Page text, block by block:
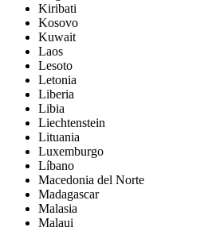
Kiribati
Kosovo
Kuwait
Laos
Lesoto
Letonia
Liberia
Libia
Liechtenstein
Lituania
Luxemburgo
Líbano
Macedonia del Norte
Madagascar
Malasia
Malaui